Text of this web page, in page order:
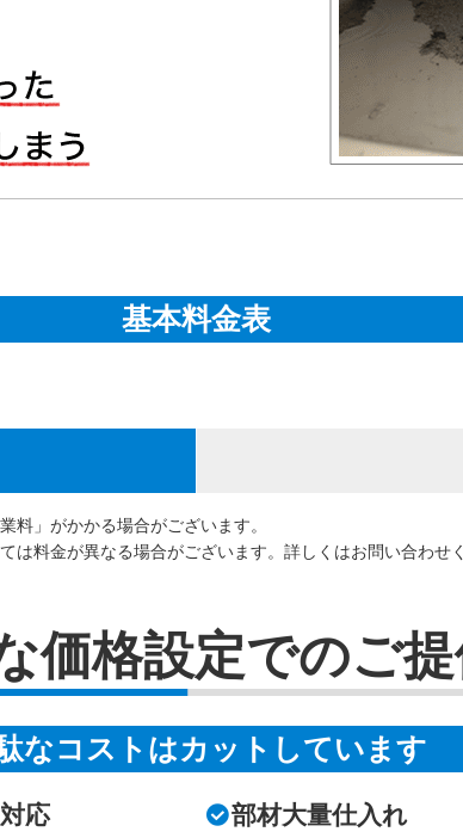
基本料金表
」がかかる場合がございます。
料金が異なる場合がございます。詳しくはお問い合わせ
価格設定でのご
なコストはカットしています
応 部材大量仕入れ